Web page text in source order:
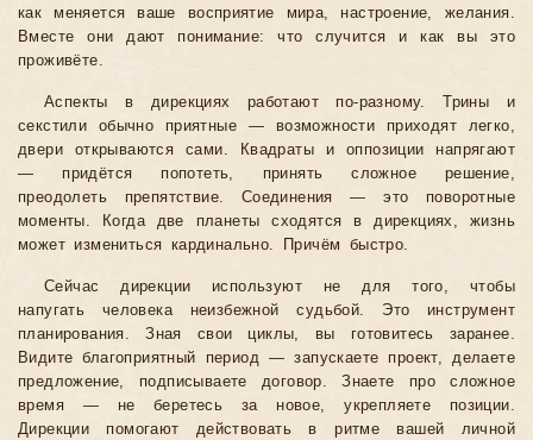
как меняется ваше восприятие мира, настроение, желания.
Вместе они дают понимание: что случится и как вы это
проживёте.
Аспекты в дирекциях работают по-разному. Трины и
секстили обычно приятные — возможности приходят легко,
двери открываются сами. Квадраты и оппозиции напрягают
— придётся попотеть, принять сложное решение,
преодолеть препятствие. Соединения — это поворотные
моменты. Когда две планеты сходятся в дирекциях, жизнь
может измениться кардинально. Причём быстро.
Сейчас дирекции используют не для того, чтобы
напугать человека неизбежной судьбой. Это инструмент
планирования. Зная свои циклы, вы готовитесь заранее.
Видите благоприятный период — запускаете проект, делаете
предложение, подписываете договор. Знаете про сложное
время — не беретесь за новое, укрепляете позиции.
Дирекции помогают действовать в ритме вашей личной